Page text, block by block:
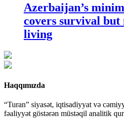
Azerbaijan’s
covers survival but
living
Haqqımızda
“Turan” siyasət, iqtisadiyyat və
fəaliyyət göstərən müstəqil analitik